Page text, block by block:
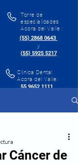
Torre de
especialidades
Acora del Valle :
(55) 2868 0643
y
(55) 5925 5217
Clínica Dental
Acora del Valle:
55 9652 1111
Cáncer de